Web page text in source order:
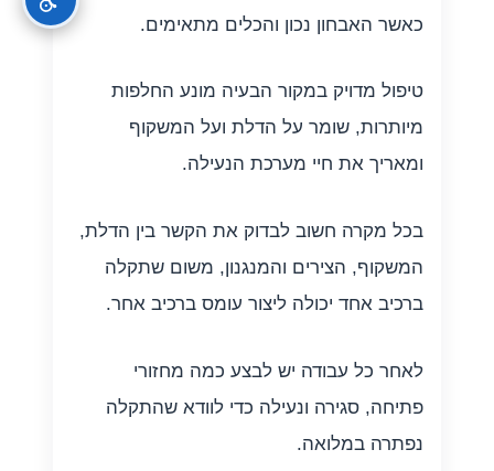
כאשר האבחון נכון והכלים מתאימים.
טיפול מדויק במקור הבעיה מונע החלפות
מיותרות, שומר על הדלת ועל המשקוף
ומאריך את חיי מערכת הנעילה.
בכל מקרה חשוב לבדוק את הקשר בין הדלת,
המשקוף, הצירים והמנגנון, משום שתקלה
ברכיב אחד יכולה ליצור עומס ברכיב אחר.
לאחר כל עבודה יש לבצע כמה מחזורי
פתיחה, סגירה ונעילה כדי לוודא שהתקלה
נפתרה במלואה.